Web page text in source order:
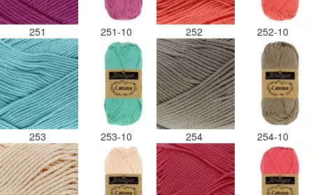
251 251-10 252 252-10
253 253-10 254 254-10